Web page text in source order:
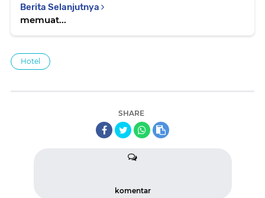
Berita Selanjutnya
memuat...
Hotel
SHARE
komentar